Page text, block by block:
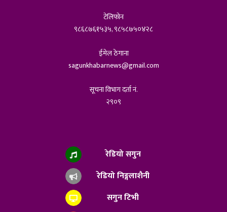
टेलिफोन
९८६८७६१५३५, ९८५८७५०४२८
ईमेल ठेगाना
sagunkhabarnews@gmail.com
सूचना विभाग दर्ता नं.
२९०९
रेडियो सगुन
रेडियो निङ्गलाशैनी
सगुन टिभी